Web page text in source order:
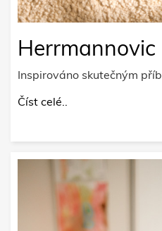
Herrmannovic
Inspirováno skutečným
Číst celé..